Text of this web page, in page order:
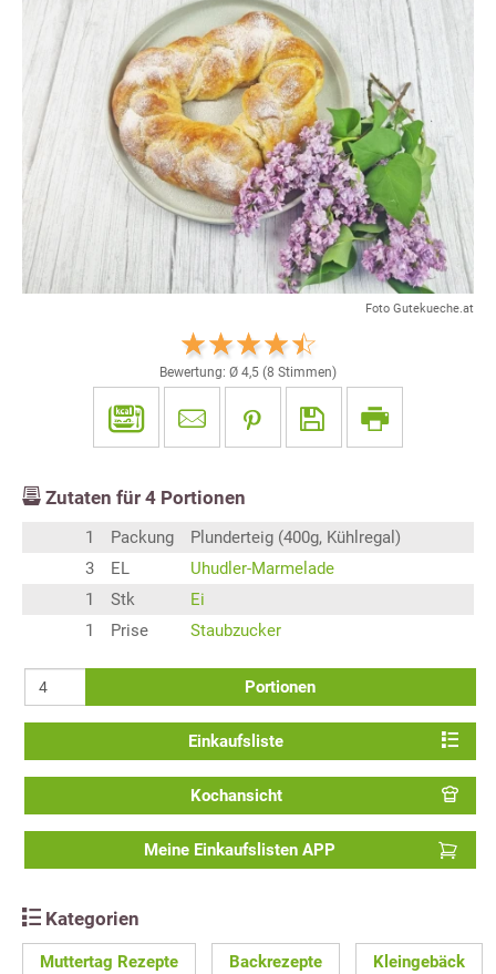
Foto Gutekueche.at
Bewertung: Ø 4,5 (8 Stimmen)
Zutaten für 4 Portionen
1 Packung
Plunderteig (400g, Kühlregal)
3
EL
Uhudler-Marmelade
1
Stk
Ei
1
Prise Staubzucker
Portionen
Einkaufsliste
Kochansicht
Meine Einkaufslisten APP
Kategorien
Muttertag Rezepte Backrezepte Kleingebäck